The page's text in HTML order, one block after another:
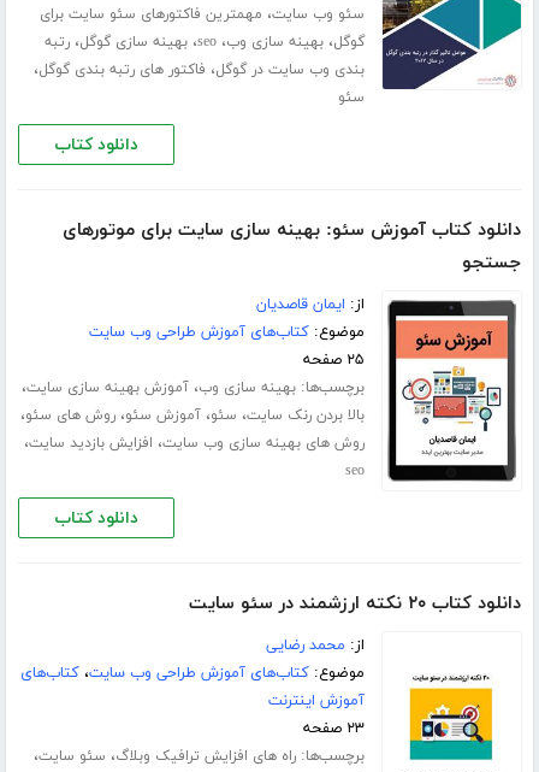
سئو وب سایت، مهمترین فاکتورهای سئو سایت برای
گوگل،بهینه سازی وب،seo،بهینه سازی گوگل،رتبه
بندی وب سایت در گوگل، فاکتور های رتبه بندی گوگل،
سئو
دانلود کتاب
دانلود کتاب آموزش سئو: بهینه سازی سایت برای موتورهای
جستجو
از: ایمان قاصدیان
موضوع:کتاب‌های آموزش طراحی وب سایت
۲۵ صفحه
برچسب‌ها:بهینه سازی وب،آموزش بهینه سازی سایت،
بالا بردن رنک سایت، سئو،آموزش سئو،روش های سئو،
روش های بهینه سازی وب سایت، افزایش بازدید سایت،
seo
دانلود کتاب
دانلود کتاب ۲۰ نکته ارزشمند در سئو سایت
از: محمد رضایی
موضوع:کتاب‌های آموزش طراحی وب سایت،کتاب‌های
آموزش اینترنت
۲۳ صفحه
برچسب‌ها:راه های افزایش ترافیک وبلاگ، سئو سایت،